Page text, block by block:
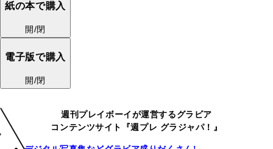
紙の本で購入
開/閉
電子版で購入
開/閉
週刊プレイボーイが運営するグラビア
コンテンツサイト『週プレ グラジャパ！』